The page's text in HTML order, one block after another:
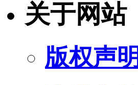
关于网站
版权声明